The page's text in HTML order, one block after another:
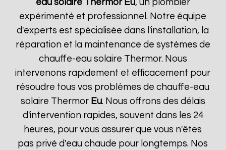
eau solaire Thermor Eu, un plombier
expérimenté et professionnel. Notre équipe
d'experts est spécialisée dans l'installation, la
réparation et la maintenance de systèmes de
chauffe-eau solaire Thermor. Nous
intervenons rapidement et efficacement pour
résoudre tous vos problèmes de chauffe-eau
solaire Thermor Eu. Nous offrons des délais
d'intervention rapides, souvent dans les 24
heures, pour vous assurer que vous n'êtes
pas privé d'eau chaude pour longtemps. Nos